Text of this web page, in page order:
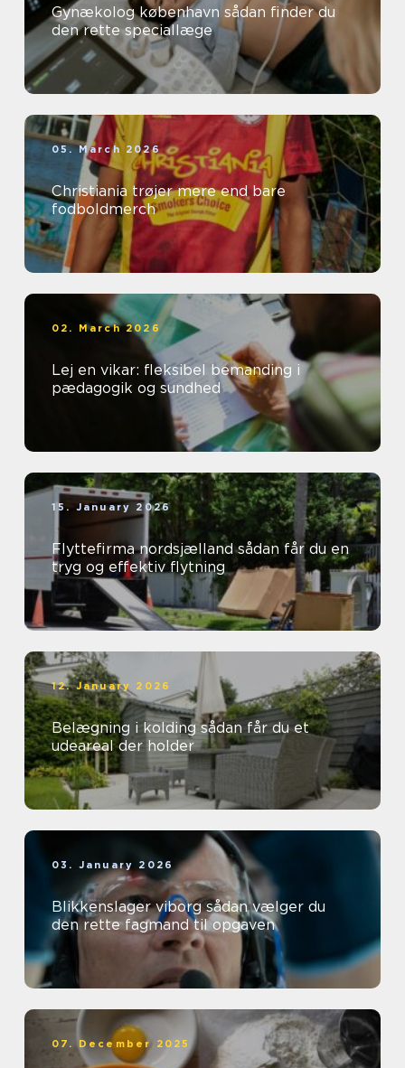
Gynækolog københavn sådan finder du
den rette speciallæge
05. March 2026
Christiania trøjer mere end bare
fodboldmerch
02. March 2026
Lej en vikar: fleksibel bemanding i
pædagogik og sundhed
15. January 2026
Flyttefirma nordsjælland sådan får du en
tryg og effektiv flytning
12. January 2026
Belægning i kolding sådan får du et
udeareal der holder
03. January 2026
Blikkenslager viborg sådan vælger du
den rette fagmand til opgaven
07. December 2025